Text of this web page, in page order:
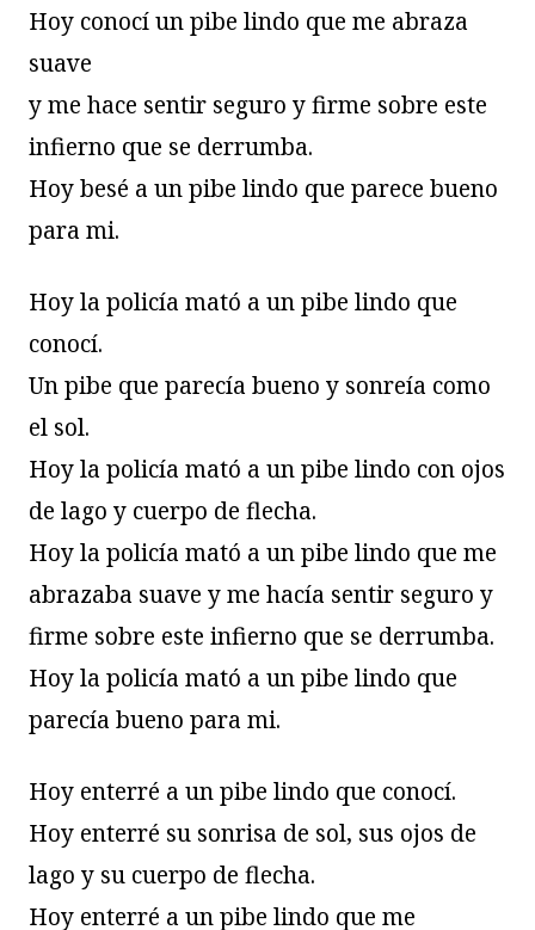
Hoy conocí un pibe lindo que me abraza
suave
y me hace sentir seguro y firme sobre este
infierno que se derrumba.
Hoy besé a un pibe lindo que parece bueno
para mi.
Hoy la policía mató a un pibe lindo que
conocí.
Un pibe que parecía bueno y sonreía como
el sol.
Hoy la policía mató a un pibe lindo con ojos
de lago y cuerpo de flecha.
Hoy la policía mató a un pibe lindo que me
abrazaba suave y me hacía sentir seguro y
firme sobre este infierno que se derrumba.
Hoy la policía mató a un pibe lindo que
parecía bueno para mi.
Hoy enterré a un pibe lindo que conocí.
Hoy enterré su sonrisa de sol, sus ojos de
lago y su cuerpo de flecha.
Hoy enterré a un pibe lindo que me